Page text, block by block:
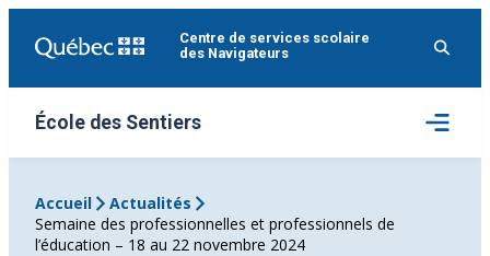
Centre de services scolaire
des Navigateurs
École des Sentiers
Ouvrir
le
menu
Accueil
Actualités
Semaine des professionnelles et professionnels de
l’éducation – 18 au 22 novembre 2024